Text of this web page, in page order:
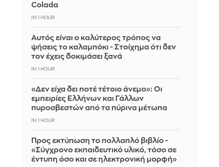
Colada
IN 1 HOUR
Αυτός είναι ο καλύτερος τρόπος να
ψήσεις το καλαμπόκι - Στοίχημα ότι δεν
τον έχεις δοκιμάσει ξανά
IN 1 HOUR
«Δεν είχα δει ποτέ τέτοιο άνεμο»: Οι
εμπειρίες Ελλήνων και Γάλλων
πυροσβεστών από τα πύρινα μέτωπα
IN 1 HOUR
Προς εκτύπωση το πολλαπλό βιβλίο -
«Σύγχρονο εκπαιδευτικό υλικό, τόσο σε
έντυπη όσο και σε ηλεκτρονική μορφή»